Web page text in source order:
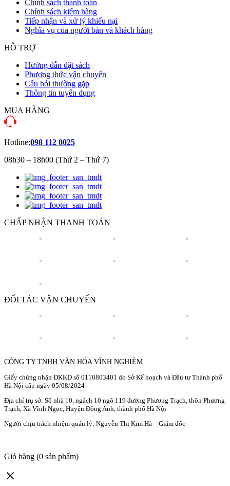
Chính sách thanh toán
Chính sách kiểm hàng
Tiếp nhận và xử lý khiếu nại
Nghĩa vụ của người bán và khách hàng
HỖ TRỢ
Hướng dẫn đặt sách
Phương thức vận chuyển
Câu hỏi thường gặp
Thông tin tuyển dụng
MUA HÀNG
Hotline:098 112 0025
08h30 – 18h00 (Thứ 2 – Thứ 7)
CHẤP NHẬN THANH TOÁN
ĐỐI TÁC VẬN CHUYỂN
CÔNG TY TNHH VĂN HÓA VĨNH NGHIÊM
Giấy chứng nhận ĐKKD số 0110803401 do Sở Kế hoạch và Đầu tư Thành phố
Hà Nội cấp ngày 05/08/2024
Địa chỉ trụ sở: Số nhà 10, ngách 10 ngõ 119 đường Phương Trạch, thôn Phương
Trạch, Xã Vĩnh Ngọc, Huyện Đông Anh, thành phố Hà Nội
Người chịu trách nhiệm quản lý: Nguyễn Thị Kim Hà – Giám đốc
Giỏ hàng (0 sản phẩm)